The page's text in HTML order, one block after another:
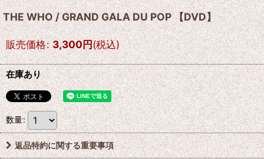
THE WHO / GRAND GALA DU POP 【DVD】
販売価格: 3,300円(税込)
在庫あり
数量:
返品特約に関する重要事項